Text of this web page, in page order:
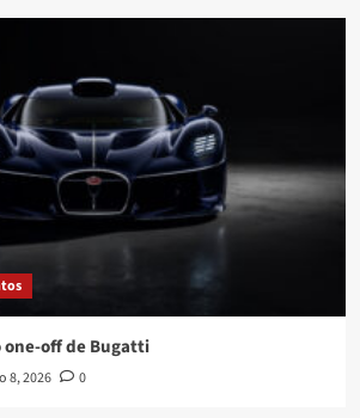
off de Bugatti
8, 2026 0